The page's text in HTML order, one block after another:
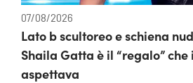
07/08/2026
Lato b scultoreo e schiena
Shaila Gatta è il “regalo” che
aspettava